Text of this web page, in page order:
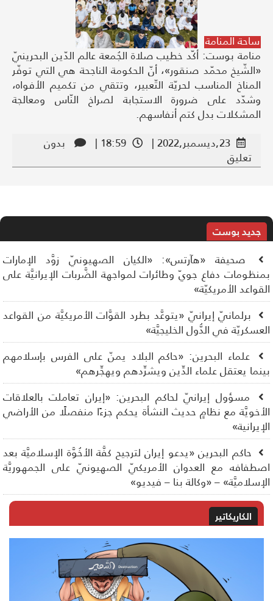
ساحة المنامة
منامة بوست: أكّد خطيب صلاة الجُمعة عالم الدّين البحرينيّ
«الشّيخ محمّد صنقور»، أنّ الحكومة الناجحة هي التي توفّر
المناخ المناسب لحريّة التّعبير، وتتقي من تكميم الأفواه،
وشدّد على ضرورة الاستجابة لصراخ النّاس ومعالجة
المشكلات بدل كتم أنفاسهم.
23,ديسمبر,2022 |
18:59 |
بدون
تعليق
جديد بوست
صحيفة «هآرتس»: «الكيان الصهيونيّ زوَّد الإمارات
دفاع جويّ وطائرات لمواجهة الضَّربات الإيرانيَّة على
الأمريكيّة»
برلمانيّ إيرانيّ «يتوعَّد بطرد القوَّات الأمريكيَّة من القواعد
في الدُّول الخليجيَّة»
علماء البحرين: «حاكم البلاد يمنّ على الفرس بإسلامهم
يعتقل علماء الدِّين ويشرِّدهم ويهجِّرهم»
مسؤول إيرانيّ لحاكم البحرين: «إيران تعاملت بالعلاقات
مع نظامٍ حديث النشأة يحكم جزءًا منفصلًا من الأراضي
حاكم البحرين «يدعو إيران لترجيح كفَّة الأخُوَّة الإسلاميَّة بعد
مع العدوان الأمريكيّ الصهيونيّ على الجمهوريَّة
– «وكالة بنا – فيديو»
الكاريكاتير